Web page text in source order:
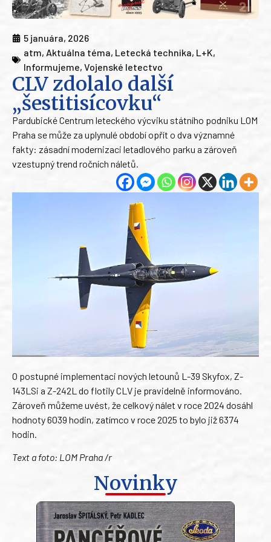
5 januára, 2026
atm, Aktuálna téma, Letecká technika, L+K,
Informujeme, Vojenské letectvo
CLV zdolalo další
„šestitisícovku“
Pardubické Centrum leteckého výcviku státního podniku LOM
Praha se může za uplynulé období opřít o dva významné
fakty: zásadní modernizaci letadlového parku a zároveň
vzestupný trend ročních náletů.
O postupné implementaci nových letounů L-39 Skyfox, Z-
143LSi a Z-242L do flotily CLV je pravidelně informováno.
Zároveň můžeme uvést, že celkový nálet v roce 2024 dosáhl
hodnoty 6039 hodin, zatímco v roce 2025 to bylo již 6374
hodin.
Text a foto: LOM Praha /r
Novinky